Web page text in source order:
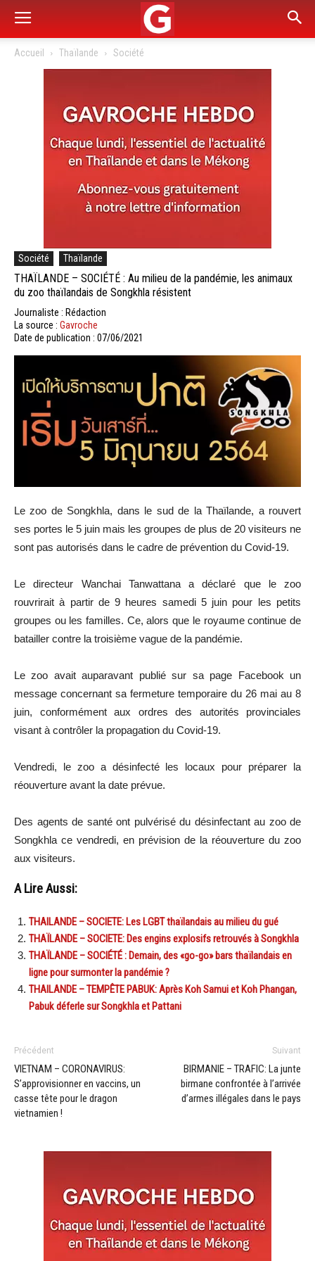
Accueil Thaïlande Société
Société Thaïlande
THAÏLANDE – SOCIÉTÉ : Au milieu de la pandémie, les animaux
du zoo thaïlandais de Songkhla résistent
Journaliste : Rédaction
La source : Gavroche
Date de publication : 07/06/2021
Le zoo de Songkhla, dans le sud de la Thaïlande, a rouvert
ses portes le 5 juin mais les groupes de plus de 20 visiteurs ne
sont pas autorisés dans le cadre de prévention du Covid-19.
Le directeur Wanchai Tanwattana a déclaré que le zoo
rouvrirait à partir de 9 heures samedi 5 juin pour les petits
groupes ou les familles. Ce, alors que le royaume continue de
batailler contre la troisième vague de la pandémie.
Le zoo avait auparavant publié sur sa page Facebook un
message concernant sa fermeture temporaire du 26 mai au 8
juin, conformément aux ordres des autorités provinciales
visant à contrôler la propagation du Covid-19.
Vendredi, le zoo a désinfecté les locaux pour préparer la
réouverture avant la date prévue.
Des agents de santé ont pulvérisé du désinfectant au zoo de
Songkhla ce vendredi, en prévision de la réouverture du zoo
aux visiteurs.
A Lire Aussi:
THAILANDE – SOCIETE: Les LGBT thaïlandais au milieu du gué
THAÏLANDE – SOCIETE: Des engins explosifs retrouvés à Songkhla
THAÏLANDE – SOCIÉTÉ : Demain, des «go-go» bars thaïlandais en
ligne pour surmonter la pandémie ?
THAILANDE – TEMPÊTE PABUK: Après Koh Samui et Koh Phangan,
Pabuk déferle sur Songkhla et Pattani
Précédent
VIETNAM – CORONAVIRUS:
S’approvisionner en vaccins, un
casse tête pour le dragon
vietnamien !
Suivant
BIRMANIE – TRAFIC: La junte
birmane confrontée à l’arrivée
d’armes illégales dans le pays